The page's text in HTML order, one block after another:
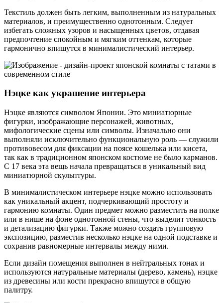
Текстиль должен быть легким, выполненным из натуральных
материалов, и преимущественно однотонным. Следует
избегать сложных узоров и насыщенных цветов, отдавая
предпочтение спокойным и мягким оттенкам, которые
гармонично впишутся в минималистический интерьер.
Нэцке как украшение интерьера
Нэцке являются символом Японии. Это миниатюрные
фигурки, изображающие персонажей, животных,
мифологические сцены или символы. Изначально они
выполняли исключительно функциональную роль — служили
противовесом для фиксации на поясе кошелька или кисета,
так как в традиционном японском костюме не было карманов.
С 17 века эта вещь начала превращаться в уникальный вид
миниатюрной скульптуры.
В минималистическом интерьере нэцке можно использовать
как уникальный акцент, подчеркивающий простоту и
гармонию комнаты. Один предмет можно разместить на полке
или в нише на фоне однотонной стены, что выделит тонкость
и детализацию фигурки. Также можно создать групповую
экспозицию, разместив несколько нэцке на одной подставке и
сохранив равномерные интервалы между ними.
Если дизайн помещения выполнен в нейтральных тонах и
используются натуральные материалы (дерево, камень), нэцке
из древесины или кости прекрасно впишутся в общую
палитру.